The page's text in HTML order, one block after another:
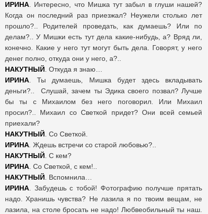
ИРИНА . Интересно, что Мишка тут забыл в глуши нашей?
Когда он последний раз приезжал? Неужели столько лет
прошло?.. Родителей проведать, как думаешь? Или по
делам?.. У Мишки есть тут дела какие-нибудь, а? Вряд ли,
конечно. Какие у него тут могут быть дела. Говорят, у него
денег полно, откуда они у него, а?..
НАКУТНЫЙ . Откуда я знаю…
ИРИНА . Ты думаешь, Мишка будет здесь вкладывать
деньги?.. Слушай, зачем ты Эдика своего позвал? Лучше
бы ты с Михаилом без него поговорил. Или Михаил
просил?.. Михаил со Светкой придет? Они всей семьей
приехали?
НАКУТНЫЙ . Со Светкой.
ИРИНА Ждешь встречи со старой любовью?..
НАКУТНЫЙ . С кем?
ИРИНА . Со Светкой, с кем!..
НАКУТНЫЙ . Вспомнила…
ИРИНА . Забудешь с тобой! Фотографию получше прятать
надо. Хранишь чувства? Не лазила я по твоим вещам, не
лазила, на столе бросать не надо! Любвеобильный ты наш.